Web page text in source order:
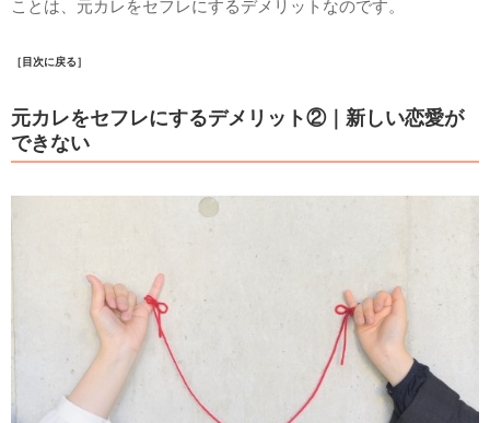
ことは、元カレをセフレにするデメリットなのです。
［目次に戻る］
元カレをセフレにするデメリット②｜新しい恋愛が
できない